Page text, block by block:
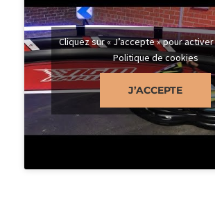
Cliquez sur « J’accepte » pour
Politique de cookies
J’ACCEPTE